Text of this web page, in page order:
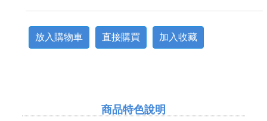
放入購物車 直接購買 加入收藏
商品特色說明